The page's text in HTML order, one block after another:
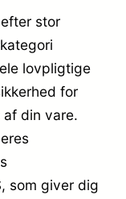
stor
lovpligtige
for
din vare.
som giver dig